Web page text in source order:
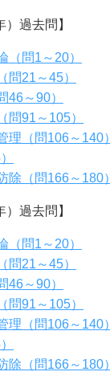
）過去問】
（問1～20）
問21～45）
46～90）
問91～105）
理（問106～140）
除（問166～180）
）過去問】
（問1～20）
問21～45）
46～90）
問91～105）
理（問106～140）
除（問166～180）